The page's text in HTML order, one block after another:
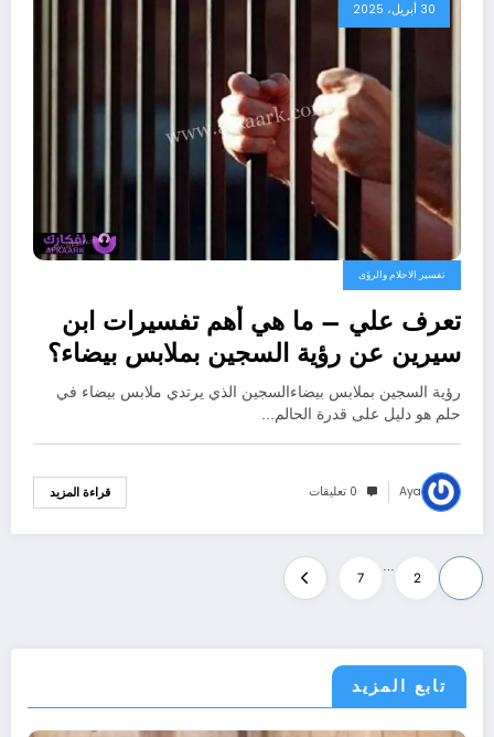
30 أبريل، 2025
تفسير الاحلام والرؤى
تعرف علي – ما هي أهم تفسيرات ابن
سيرين عن رؤية السجين بملابس بيضاء؟
– بالتفصيل
رؤية السجين بملابس بيضاءالسجين الذي يرتدي ملابس بيضاء في
حلم هو دليل على قدرة الحالم…
Aya 0 تعليقات قراءة المزيد
تعدد
صفحات
المقالات
2
…
7
تابع المزيد